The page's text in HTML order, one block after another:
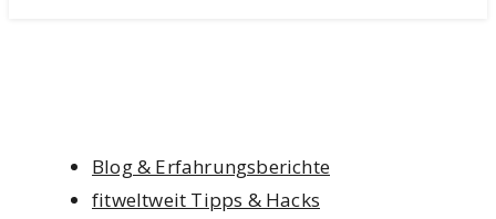
Blog & Erfahrungsberichte
fitweltweit Tipps & Hacks